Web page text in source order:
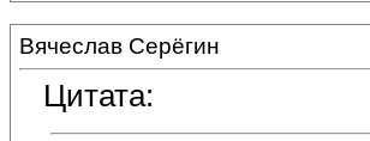
Вячеслав Серёгин
Цитата: